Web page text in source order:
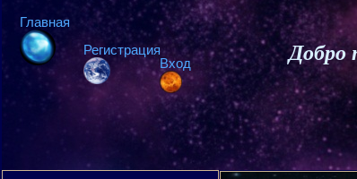
Главная
Регистрация
Вход
Добро